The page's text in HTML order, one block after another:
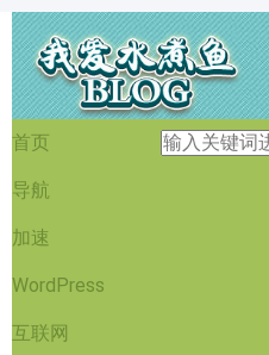
首页
导航
加速
WordPress
互联网